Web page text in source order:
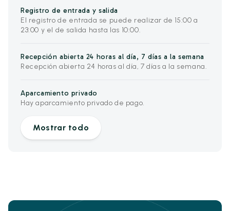
Registro de entrada y salida
El registro de entrada se puede realizar de 15:00 a
23:00 y el de salida hasta las 10:00.
Recepción abierta 24 horas al día, 7 días a la semana
Recepción abierta 24 horas al día, 7 días a la semana.
Aparcamiento privado
Hay aparcamiento privado de pago.
Mostrar todo